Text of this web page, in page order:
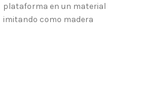
plataforma en un material
imitando como madera